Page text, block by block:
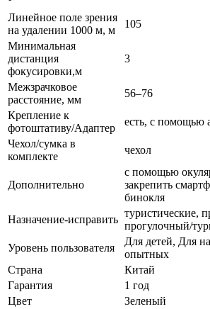
Линейное поле зрения
на удалении 1000 м, м
105
Минимальная
дистанция
фокусировки,м
3
Межзрачковое
расстояние, мм
56–76
Крепление к
фотоштативу/Адаптер
есть, с помощью
Чехол/сумка в
комплекте
чехол
Дополнительно
с помощью
закрепить
бинокля
Назначение-исправить
туристические,
прогулочный/
Уровень пользователя
Для детей, Для
опытных
Страна
Китай
Гарантия
1 год
Цвет
Зеленый